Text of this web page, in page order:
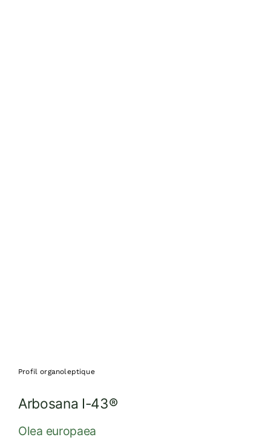
Profil organoleptique
Arbosana I-43®
Olea europaea